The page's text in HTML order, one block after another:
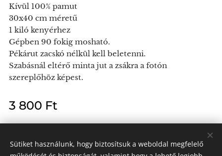
Kívül 100% pamut
30x40 cm méretű
1 kiló kenyérhez
Gépben 90 fokig mosható.
Pékárut zacskó nélkül kell beletenni.
Szabásnál eltérő minta jut a zsákra a fotón
szereplőhöz képest.
3 800 Ft
Sütiket használunk, hogy biztosítsuk a weboldal megfelelő